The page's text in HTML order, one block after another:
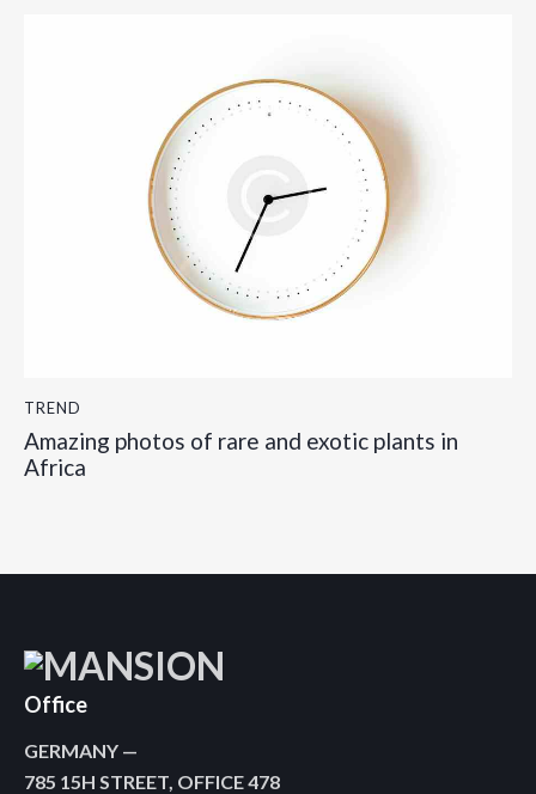
TREND
Amazing photos of rare and exotic plants in
Africa
Office
GERMANY —
785 15H STREET, OFFICE 478